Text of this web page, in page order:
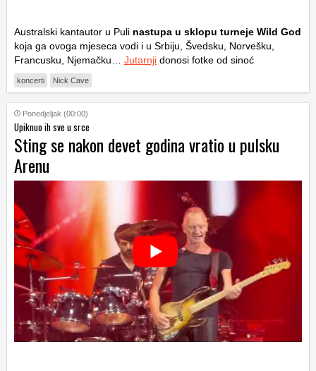
Australski kantautor u Puli nastupa u sklopu turneje Wild God
koja ga ovoga mjeseca vodi i u Srbiju, Švedsku, Norvešku,
Francusku, Njemačku… Jutarnji donosi fotke od sinoć
koncerti Nick Cave
Ponedjeljak (00:00)
Upiknuo ih sve u srce
Sting se nakon devet godina vratio u pulsku
Arenu